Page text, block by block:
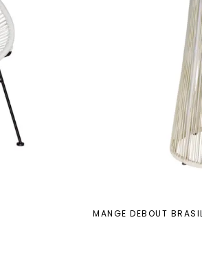
MANGE DEBOUT